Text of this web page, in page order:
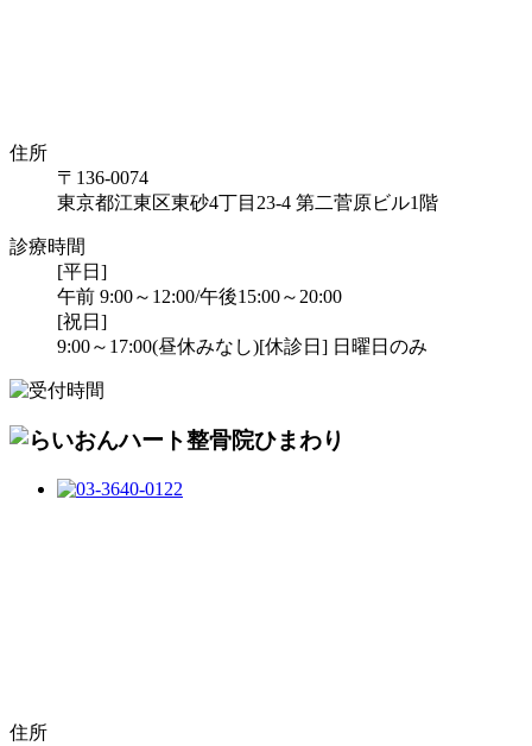
住所
〒136-0074
東京都江東区東砂4丁目23-4 第二菅原ビル1階
診療時間
[平日]
午前 9:00～12:00/午後15:00～20:00
[祝日]
9:00～17:00(昼休みなし)[休診日] 日曜日のみ
住所